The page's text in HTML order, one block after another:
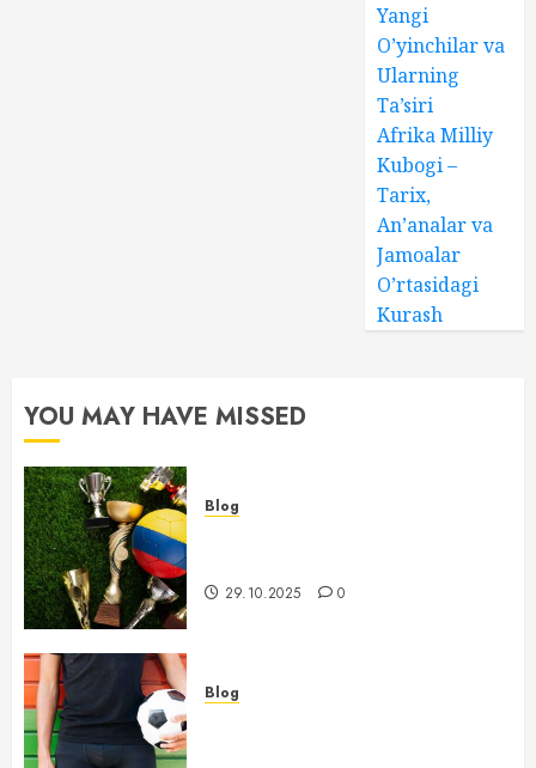
Yangi
O’yinchilar va
Ularning
Ta’siri
Afrika Milliy
Kubogi –
Tarix,
An’analar va
Jamoalar
O’rtasidagi
Kurash
YOU MAY HAVE MISSED
Blog
29.10.2025 0
Blog